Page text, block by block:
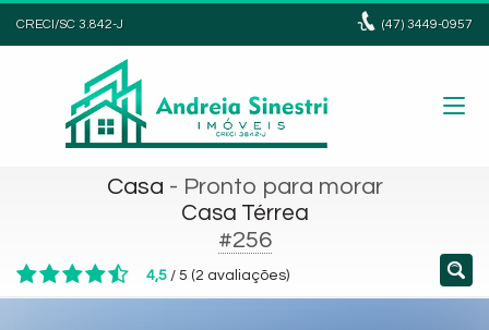
CRECI/SC 3.842-J (47)3449-0957
Casa - Pronto para morar
Casa Térrea
#256
4,5 / 5 (2 avaliações)